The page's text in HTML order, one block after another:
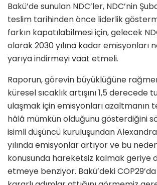
Bakü’de sunulan NDC’ler, NDC’nin
teslim tarihinden önce liderlik
farkın kapatılabilmesi için, gelecek
olarak 2030 yılına kadar emisyonları
yarıya indirmeyi vaat etmeli.
Raporun, görevin büyüklüğüne
küresel sıcaklık artışını 1,5
ulaşmak için emisyonları azaltmanın
hâlâ mümkün olduğunu gösterdiğini
isimli düşüncü kuruluşundan
yılında emisyonlar artıyor ve bu
konusunda hareketsiz kalmak geriye
etmeye benziyor. Bakü’deki